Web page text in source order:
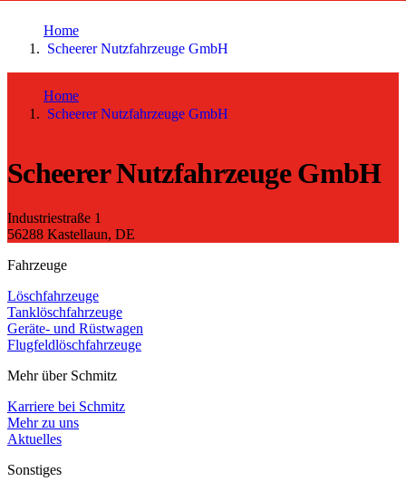
Home
Scheerer Nutzfahrzeuge GmbH
Home
Scheerer Nutzfahrzeuge GmbH
Scheerer Nutzfahrzeuge GmbH
Industriestraße 1
56288 Kastellaun, DE
Fahrzeuge
Löschfahrzeuge
Tanklöschfahrzeuge
Geräte- und Rüstwagen
Flugfeldlöschfahrzeuge
Mehr über Schmitz
Karriere bei Schmitz
Mehr zu uns
Aktuelles
Sonstiges